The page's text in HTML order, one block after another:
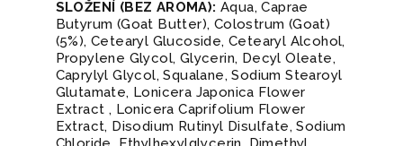
SLOŽENÍ (BEZ AROMA): Aqua, Caprae
Butyrum (Goat Butter), Colostrum (Goat)
(5%), Cetearyl Glucoside, Cetearyl Alcohol,
Propylene Glycol, Glycerin, Decyl Oleate,
Caprylyl Glycol, Squalane, Sodium Stearoyl
Glutamate, Lonicera Japonica Flower
Extract , Lonicera Caprifolium Flower
Extract, Disodium Rutinyl Disulfate, Sodium